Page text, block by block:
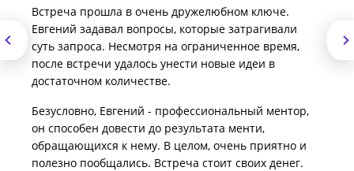
Встреча прошла в очень дружелюбном ключе.
Евгений задавал вопросы, которые затрагивали
суть запроса. Несмотря на ограниченное время,
после встречи удалось унести новые идеи в
достаточном количестве.
Безусловно, Евгений - профессиональный ментор,
он способен довести до результата менти,
обращающихся к нему. В целом, очень приятно и
полезно пообщались. Встреча стоит своих денег.